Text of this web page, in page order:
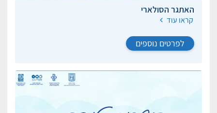
האתגר הסולארי
קראו עוד
לפרטים נוספים